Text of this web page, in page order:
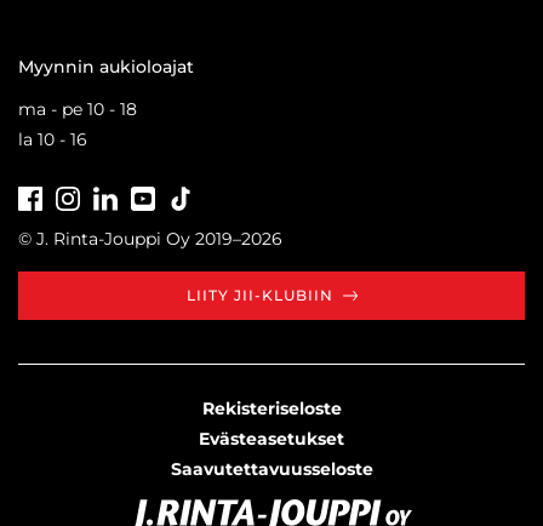
Myynnin aukioloajat
ma - pe 10 - 18
la 10 - 16
FacebookInstagramLinkedInYoutube
© J. Rinta-Jouppi Oy 2019–2026
LIITY JII-KLUBIIN
Rekisteriseloste
Evästeasetukset
Saavutettavuusseloste